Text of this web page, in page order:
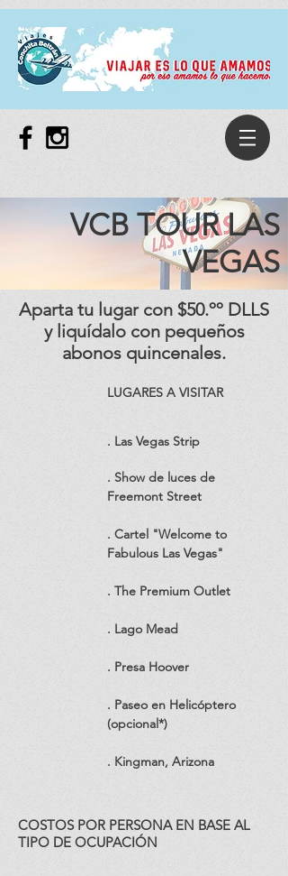
VCB TOUR LAS
VEGAS
Aparta tu lugar con $50.ºº DLLS
y liquídalo con pequeños
abonos quincenales.
LUGARES A VISITAR
. Las Vegas Strip
. Show de luces de
Freemont Street
. Cartel "Welcome to
Fabulous Las Vegas"
. The Premium Outlet
. Lago Mead
. Presa Hoover
. Paseo en Helicóptero
(opcional*)
. Kingman, Arizona
COSTOS POR PERSONA EN BASE AL
TIPO DE OCUPACIÓN